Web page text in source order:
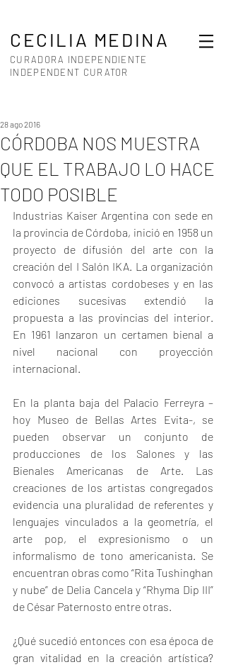
CECILIA MEDINA
CURADORA INDEPENDIENTE
INDEPENDENT CURATOR
CÓRDOBA NOS MUESTRA
QUE EL TRABAJO LO HACE
TODO POSIBLE
28 ago 2016
Industrias Kaiser Argentina con sede en
la provincia de Córdoba, inició en 1958 un
proyecto de difusión del arte con la
creación del I Salón IKA. La organización
convocó a artistas cordobeses y en las
ediciones sucesivas extendió la
propuesta a las provincias del interior.
En 1961 lanzaron un certamen bienal a
nivel nacional con proyección
internacional.
En la planta baja del Palacio Ferreyra –
hoy Museo de Bellas Artes Evita-, se
pueden observar un conjunto de
producciones de los Salones y las
Bienales Americanas de Arte. Las
creaciones de los artistas congregados
evidencia una pluralidad de referentes y
lenguajes vinculados a la geometría, el
arte pop, el expresionismo o un
informalismo de tono americanista. Se
encuentran obras como “Rita Tushinghan
y nube” de Delia Cancela y “Rhyma Dip III”
de César Paternosto entre otras.
¿Qué sucedió entonces con esa época de
gran vitalidad en la creación artística?